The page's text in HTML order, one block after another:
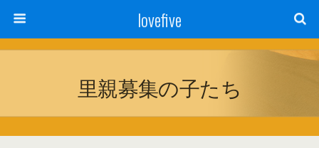
lovefive
里親募集の子たち